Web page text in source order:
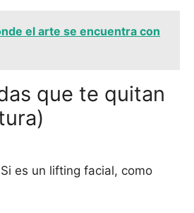
el arte se encuentra con
que te quitan
es un lifting facial, como